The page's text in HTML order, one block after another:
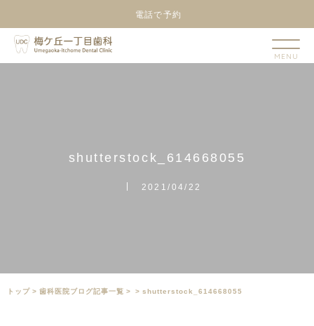
電話で予約
shutterstock 614668055
2021/04/22
トップ > ⻭科医院ブログ記事一覧 > > shutterstock_614668055